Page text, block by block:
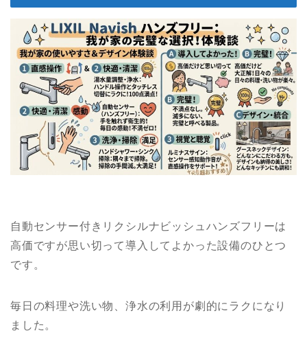
自動センサー付きリクシルナビッシュハンズフリーは
高価ですが思い切って導入してよかった設備のひとつ
です。
毎日の料理や洗い物、浄水の利用が劇的にラクになり
ました。